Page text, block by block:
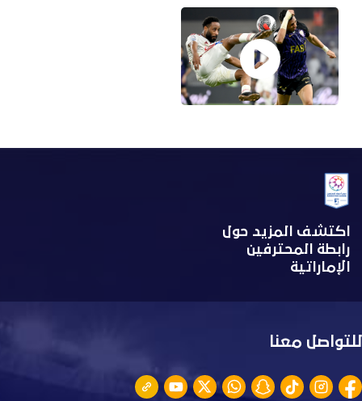
اكتشف المزيد حول
رابطة المحترفين
الإماراتية
للتواصل معنا